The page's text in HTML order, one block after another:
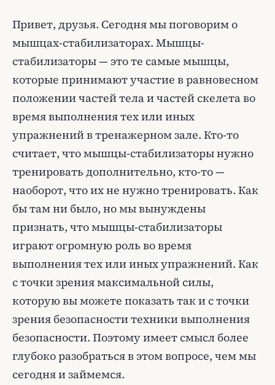
Привет, друзья. Сегодня мы поговорим о
мышцах-стабилизаторах. Мышцы-
стабилизаторы — это те самые мышцы,
которые принимают участие в равновесном
положении частей тела и частей скелета во
время выполнения тех или иных
упражнений в тренажерном зале. Кто-то
считает, что мышцы-стабилизаторы нужно
тренировать дополнительно, кто-то —
наоборот, что их не нужно тренировать. Как
бы там ни было, но мы вынуждены
признать, что мышцы-стабилизаторы
играют огромную роль во время
выполнения тех или иных упражнений. Как
с точки зрения максимальной силы,
которую вы можете показать так и с точки
зрения безопасности техники выполнения
безопасности. Поэтому имеет смысл более
глубоко разобраться в этом вопросе, чем мы
сегодня и займемся.